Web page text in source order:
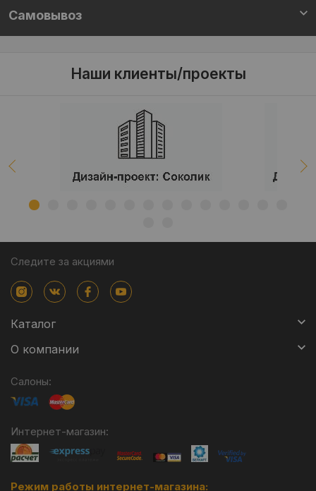
Самовывоз
Наши клиенты/проекты
Следите за акциями
Каталог
О компании
Салоны:
Интернет-магазин:
Режим работы интернет-магазина: